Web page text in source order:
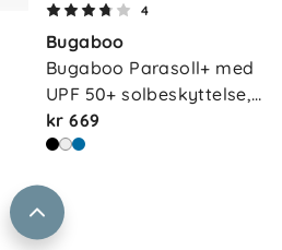
4
Bugaboo
Bugaboo Parasoll+ med
UPF 50+ solbeskyttelse,
…
kr 669